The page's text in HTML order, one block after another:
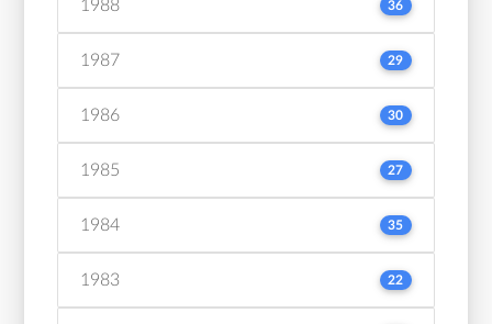
1988 36
1987 29
1986 30
1985 27
1984 35
1983 22